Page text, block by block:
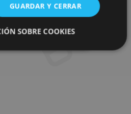
GUARDAR Y CERRAR
SOBRE COOKIES